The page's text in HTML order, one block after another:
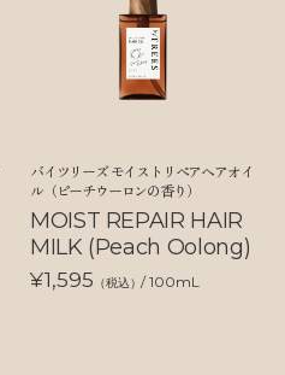
バイツリーズ モイストリペアヘアオイ
ル（ピーチウーロンの香り）
MOIST REPAIR HAIR
MILK (Peach Oolong)
¥1,595 （税込）/ 100mL